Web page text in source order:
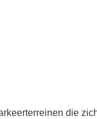
die